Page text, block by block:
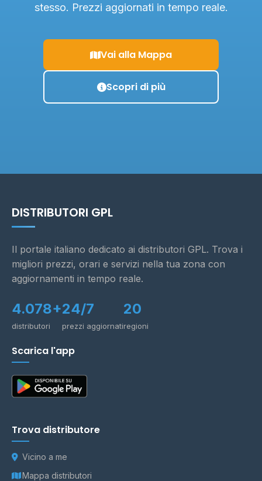
stesso. Prezzi aggiornati in tempo reale.
Vai alla Mappa
Scopri di più
DISTRIBUTORI GPL
Il portale italiano dedicato ai distributori GPL. Trova i
migliori prezzi, orari e servizi nella tua zona con
aggiornamenti in tempo reale.
4.078+
distributori
24/7
prezzi aggiornati
20
regioni
Scarica l'app
Trova distributore
Vicino a me
Mappa distributori